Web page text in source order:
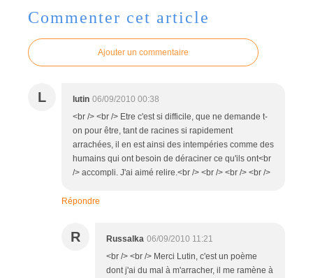
Commenter cet article
Ajouter un commentaire
L lutin 06/09/2010 00:38
<br /> <br /> Etre c'est si difficile, que ne demande t-
on pour être, tant de racines si rapidement
arrachées, il en est ainsi des intempéries comme des
humains qui ont besoin de déraciner ce qu'ils ont<br
/> accompli. J'ai aimé relire.<br /> <br /> <br /> <br />
Répondre
R Russalka 06/09/2010 11:21
<br /> <br /> Merci Lutin, c'est un poème
dont j'ai du mal à m'arracher, il me ramène à